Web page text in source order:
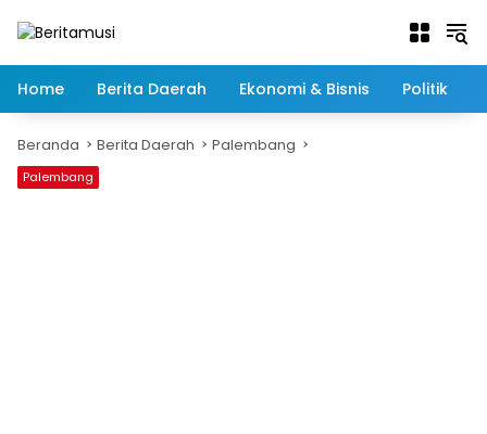
Home
Berita Daerah Ekonomi & Bisnis Politik
Beranda Berita Daerah Palembang
Palembang